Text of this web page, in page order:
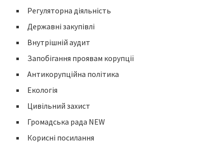
Регуляторна діяльність
Державні закупівлі
Внутрішній аудит
Запобігання проявам корупції
Антикорупційна політика
Екологія
Цивільний захист
Громадська рада NEW
Корисні посилання